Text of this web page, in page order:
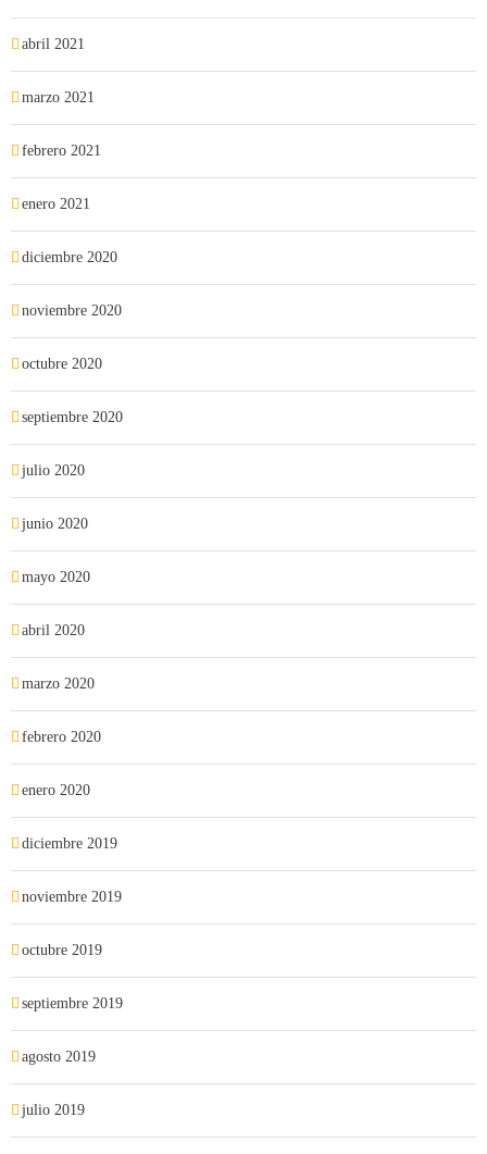
abril 2021
marzo 2021
febrero 2021
enero 2021
diciembre 2020
noviembre 2020
octubre 2020
septiembre 2020
julio 2020
junio 2020
mayo 2020
abril 2020
marzo 2020
febrero 2020
enero 2020
diciembre 2019
noviembre 2019
octubre 2019
septiembre 2019
agosto 2019
julio 2019